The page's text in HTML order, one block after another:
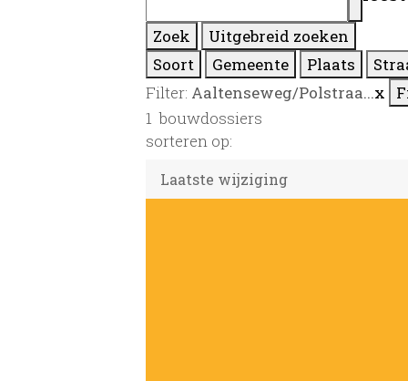
Zoek
Uitgebreid zoeken
Soort
Gemeente Plaats
Filter: Aaltenseweg/Polstraa...x
1 bouwdossiers
sorteren op: